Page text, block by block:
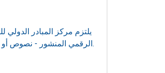
يلتزم مركز المبادر الدولي
الرقمي المنشور - نصوص أو صور أو برامج أو تصاميم أو غيرها على موقع ويب أو عن طريق أنظمة وأدوات التعلم الإلكتروني.